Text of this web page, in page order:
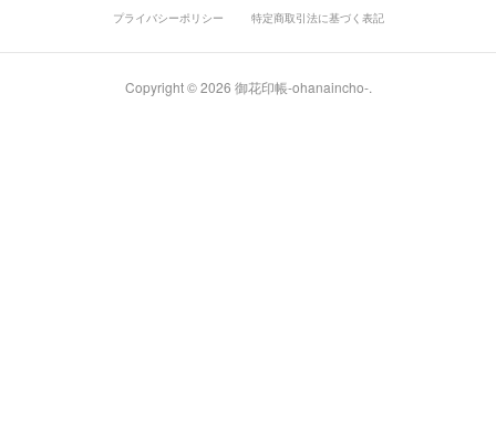
プライバシーポリシー 特定商取引法に基づく表記
Copyright ©2026 御花印帳-ohanaincho-.